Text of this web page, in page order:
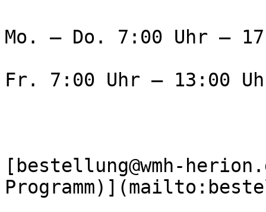
Mo. – Do. 7:00 Uhr –
Fr. 7:00 Uhr – 13:00
[bestellung@wmh-